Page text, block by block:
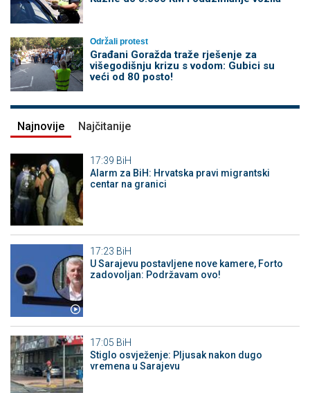
Održali protest
Građani Goražda traže rješenje za
višegodišnju krizu s vodom: Gubici su
veći od 80 posto!
Najnovije Najčitanije
17:39 BiH
Alarm za BiH: Hrvatska pravi migrantski
centar na granici
17:23 BiH
U Sarajevu postavljene nove kamere, Forto
zadovoljan: Podržavam ovo!
17:05 BiH
Stiglo osvježenje: Pljusak nakon dugo
vremena u Sarajevu